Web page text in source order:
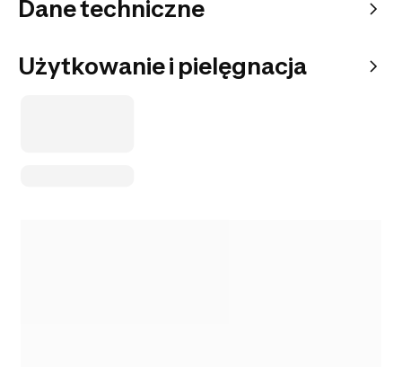
Dane techniczne
Użytkowanie i pielęgnacja